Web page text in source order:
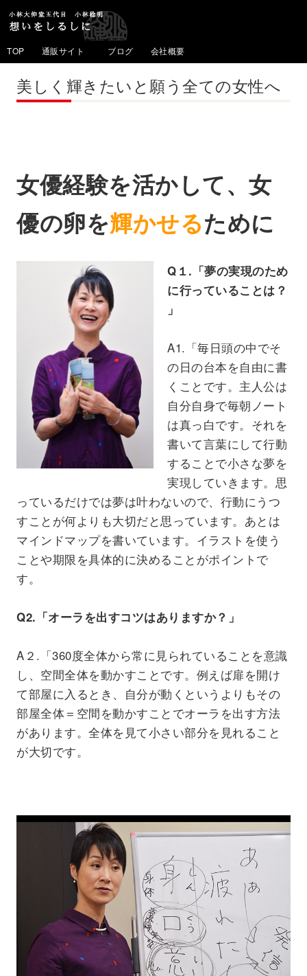
TOP 通販サイト ブログ 会社概要
美しく輝きたいと願う全ての女性へ
女優経験を活かして、女
優の卵を輝かせるために
Q１.「夢の実現のため
に行っていることは？
」
A1.「毎日頭の中でそ
の日の台本を自由に書
くことです。主人公は
自分自身で毎朝ノート
は真っ白です。それを
書いて言葉にして行動
することで小さな夢を
実現していきます。思
っているだけでは夢は叶わないので、行動にうつ
すことが何よりも大切だと思っています。あとは
マインドマップを書いています。イラストを使う
ことや期限を具体的に決めることがポイントで
す。
Q2.「オーラを出すコツはありますか？」
A２.「360度全体から常に見られていることを意識
し、空間全体を動かすことです。例えば扉を開け
て部屋に入るとき、自分が動くというよりもその
部屋全体＝空間を動かすことでオーラを出す方法
があります。全体を見て小さい部分を見れること
が大切です。